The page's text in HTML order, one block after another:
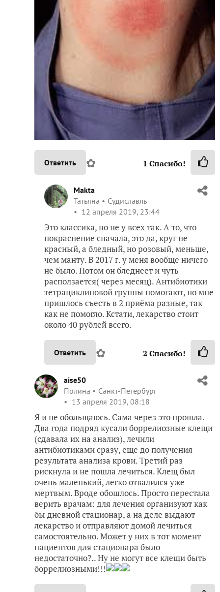
Ответить ✿ 1 Спасибо!
Makta
Татьяна
Судиславль
12 апреля 2019, 23:44
Это классика, но не у всех так. А то, что
покраснение сначала, это да, круг не
красный, а бледный, но розовый, меньше,
чем манту. В 2017 г. у меня вообще ничего
не было. Потом он бледнеет и чуть
расползается( через месяц). Антибиотики
тетрациклиновой группы помогают, но мне
пришлось съесть в 2 приёма разные, так
как не помогло. Кстати, лекарство стоит
около 40 рублей всего.
Ответить ✿ 2 Спасибо!
aise50
Полина
Санкт-Петербург
13 апреля 2019, 08:18
Я и не обольщаюсь. Сама через это прошла.
Два года подряд кусали боррелиозные клещи
(сдавала их на анализ), лечили
антибиотиками сразу, еще до получения
результата анализа крови. Третий раз
рискнула и не пошла лечиться. Клещ был
очень маленький, легко отвалился уже
мертвым. Вроде обошлось. Просто перестала
верить врачам: для лечения организуют как
бы дневной стационар, а на деле выдают
лекарство и отправляют домой лечиться
самостоятельно. Может у них в тот момент
пациентов для стационара было
недостаточно?.. Ну не могут все клещи быть
боррелиозными!!!